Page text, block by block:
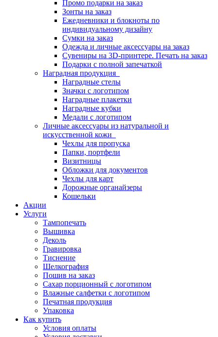
Промо подарки на заказ
Зонты на заказ
Ежедневники и блокноты по
индивидуальному дизайну
Сумки на заказ
Одежда и личные аксессуары на заказ
Сувениры на 3D-принтере. Печать на заказ
Подарки с полной запечаткой
Наградная продукция
Наградные стелы
Значки с логотипом
Наградные плакетки
Наградные кубки
Медали с логотипом
Личные аксессуары из натуральной и
искусственной кожи
Чехлы для пропуска
Папки, портфели
Визитницы
Обложки для документов
Чехлы для карт
Дорожные органайзеры
Кошельки
Акции
Услуги
Тампопечать
Вышивка
Деколь
Гравировка
Тиснение
Шелкография
Пошив на заказ
Сахар порционный с логотипом
Влажные салфетки с логотипом
Печатная продукция
Упаковка
Как купить
Условия оплаты